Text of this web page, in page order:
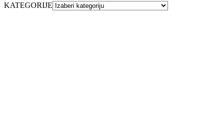
KATEGORIJE